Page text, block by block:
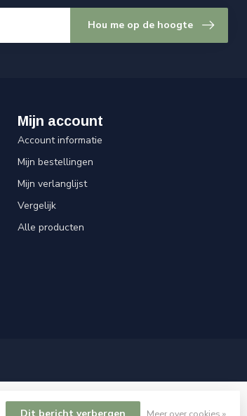
Hou me op de hoogte
Mijn account
Account informatie
Mijn bestellingen
Mijn verlanglijst
Vergelijk
Alle producten
Meer over cookies »